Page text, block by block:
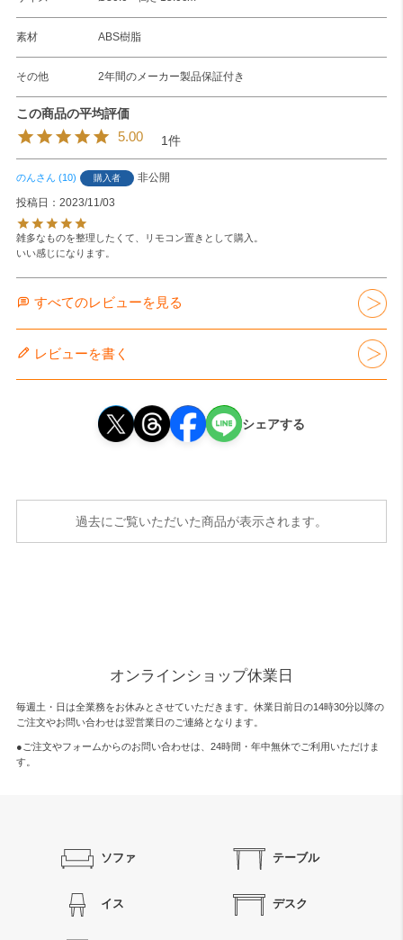
素材 ABS樹脂
その他 2年間のメーカー製品保証付き
5.00 1
のん 10 購入者
非公開
投稿日
2023/11/03
雑多なものを整理したくて、リモコン置きとして購入。
いい感じになります。
すべてのレビューを見る
レビューを書く
シェアする
過去にご覧いただいた商品が表示されます。
オンラインショップ休業日
毎週土・日は全業務をお休みとさせていただきます。休業日前日の14時30分以降の
ご注文やお問い合わせは翌営業日のご連絡となります。
●ご注文やフォームからのお問い合わせは、 24時間・年中無休でご利用いただけま
す。
ソファ テーブル
イス デスク